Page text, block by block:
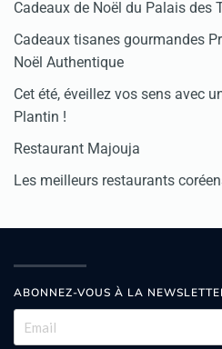
Cadeaux de Noël du Palais des
Cadeaux tisanes gourmandes
Noël Authentique
Cet été, éveillez vos sens avec
Plantin !
Restaurant Majouja
Les meilleurs restaurants
ABONNEZ-VOUS À LA